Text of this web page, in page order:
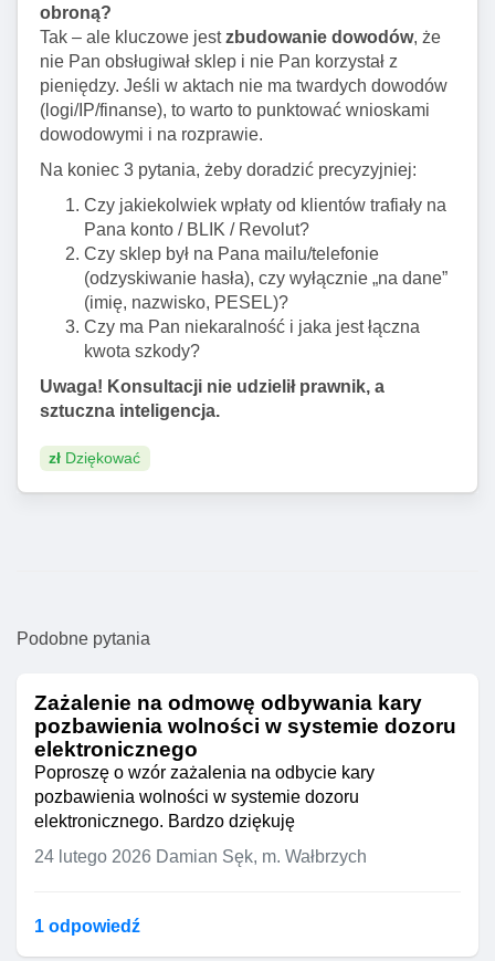
obroną?
Tak – ale kluczowe jestzbudowanie dowodów, że
nie Pan obsługiwał sklep i nie Pan korzystał z
pieniędzy. Jeśli w aktach nie ma twardych dowodów
(logi/IP/finanse), to warto to punktować wnioskami
dowodowymi i na rozprawie.
Na koniec 3 pytania, żeby doradzić precyzyjniej:
Czy jakiekolwiek wpłaty od klientów trafiały na
Pana konto / BLIK / Revolut?
Czy sklep był na Pana mailu/telefonie
(odzyskiwanie hasła), czy wyłącznie „na dane”
(imię, nazwisko, PESEL)?
Czy ma Pan niekaralność i jaka jest łączna
kwota szkody?
Uwaga! Konsultacji nie udzielił prawnik, a
sztuczna inteligencja.
zł Dziękować
Podobne pytania
Zażalenie na odmowę odbywania kary
pozbawienia wolności w systemie dozoru
elektronicznego
Poproszę o wzór zażalenia na odbycie kary
pozbawienia wolności w systemie dozoru
elektronicznego. Bardzo dziękuję
24 lutego 2026 Damian Sęk, m. Wałbrzych
1 odpowiedź